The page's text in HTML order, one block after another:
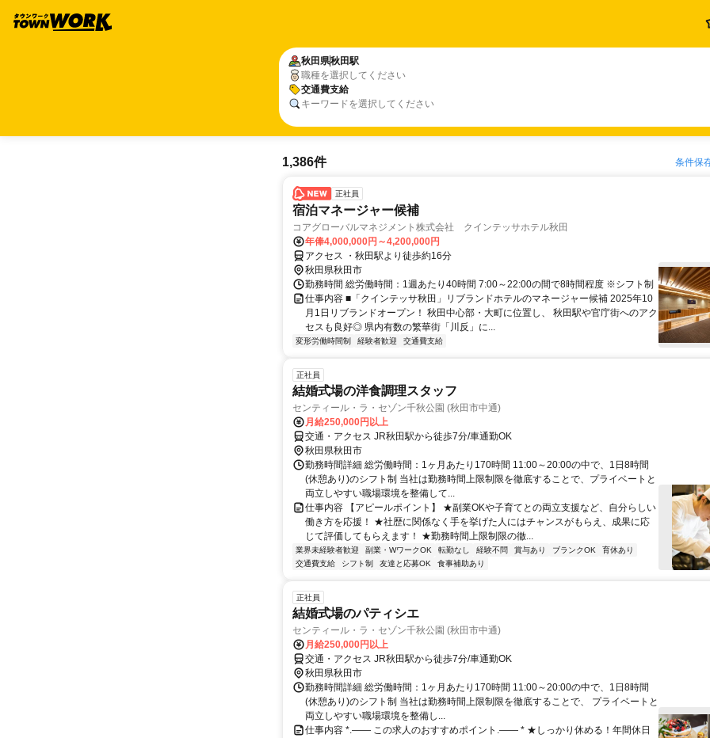
秋田県秋田駅
職種を選択してください
交通費支給
キーワードを選択してください
1,386件 条件保
正社員
宿泊マネージャー候補
コアグローバルマネジメント株式会社 クインテッサホテル秋田
年俸4,000,000円～4,200,000円
アクセス ・秋田駅より徒歩約16分
秋田県秋田市
勤務時間 総労働時間：1週あたり40時間 7:00～22:00の間で8時間程度 ※シフト制
仕事内容 ■「クインテッサ秋田」リブランドホテルのマネージャー候補 2025年10
月1日リブランドオープン！ 秋田中心部・大町に位置し、 秋田駅や官庁街へのアク
セスも良好◎ 県内有数の繁華街「川反」に...
変形労働時間制 経験者歓迎 交通費支給
正社員
結婚式場の洋食調理スタッフ
センティール・ラ・セゾン千秋公園 (秋田市中通)
月給250,000円以上
交通・アクセス JR秋田駅から徒歩7分/車通勤OK
秋田県秋田市
勤務時間詳細 総労働時間：1ヶ月あたり170時間 11:00～20:00の中で、1日8時間
(休憩あり)のシフト制 当社は勤務時間上限制限を徹底することで、プライベートと
両立しやすい職場環境を整備して...
仕事内容 【アピールポイント】 ★副業OKや子育てとの両立支援など、自分らしい
働き方を応援！ ★社歴に関係なく手を挙げた人にはチャンスがもらえ、成果に応
じて評価してもらえます！ ★勤務時間上限制限の徹...
業界未経験者歓迎 副業・WワークOK 転勤なし 経験不問 賞与あり ブランクOK
育休あり
交通費支給
シフト制 友達と応募OK 食事補助あり
正社員
結婚式場のパティシエ
センティール・ラ・セゾン千秋公園 (秋田市中通)
月給250,000円以上
交通・アクセス JR秋田駅から徒歩7分/車通勤OK
秋田県秋田市
勤務時間詳細 総労働時間：1ヶ月あたり170時間 11:00～20:00の中で、1日8時間
(休憩あり)のシフト制 当社は勤務時間上限制限を徹底することで、 プライベートと
両立しやすい職場環境を整備し...
仕事内容 *.―― この求人のおすすめポイント.―― * ★しっかり休める！年間休日